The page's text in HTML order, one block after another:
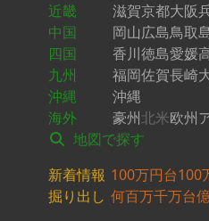
近畿
滋賀京都大阪
中国
岡山広島鳥取
四国
香川徳島愛媛
九州
福岡佐賀長崎
沖縄
沖縄
海外
豪州北米欧州
地図で探す
新着情報 100万円台100
掘り出し 何百万千万台